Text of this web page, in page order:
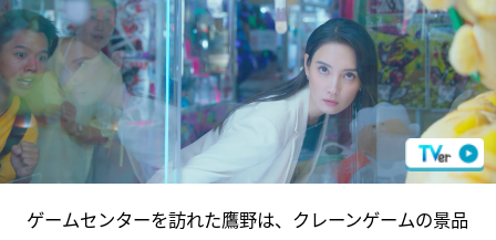
ゲームセンターを訪れた鷹野は、クレーンゲームの景品